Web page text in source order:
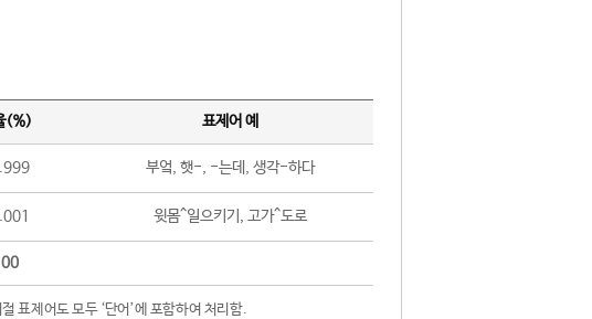
(%) 표제어 예
부엌, 햇-, -는데, 생각-하다
윗몸^일으키기, 고가^도로
표제어도 모두 ‘단어’에 포함하여 처리함.